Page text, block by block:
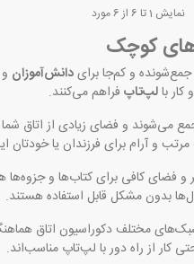
نمایش 1تا 6 از 6 مورد
کوچک
و کم‌جا برایدانش‌آموزان و
بالپ‌تاپ فراهم می‌کنند.
می‌شوند و فضای زیادی از اتاق شما
و آرام برای فرزندان یا خودتان
فضای کافی برای کتاب‌ها و جزوه‌ها
بدون مشکل قابل استفاده هستند.
سبک‌های مختلف دکوراسیون اتاق
کار از راه دور با لپ‌تاپ مناسب‌اند.